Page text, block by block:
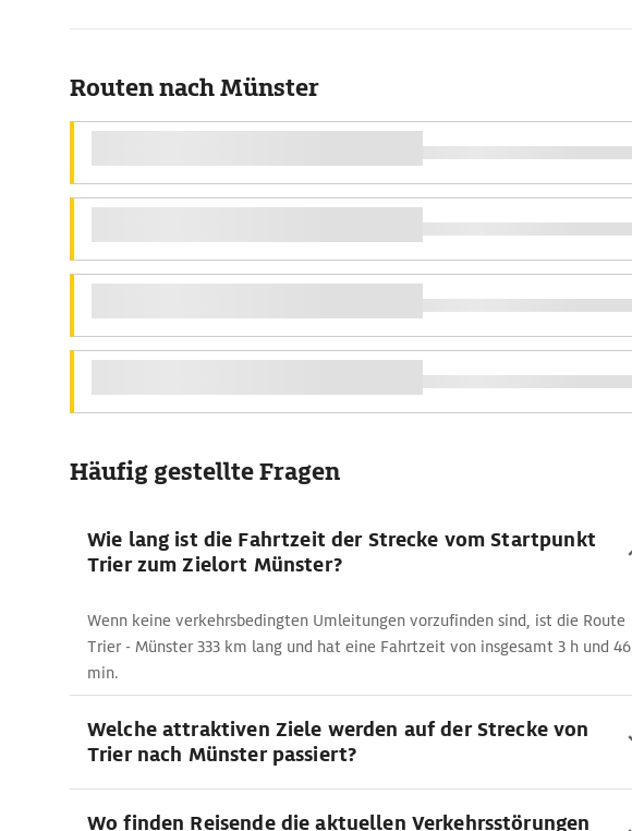
Routen nach Münster
Häufig gestellte Fragen
Wie lang ist die Fahrtzeit der Strecke vom Startpunkt
Trier zum Zielort Münster?
Wenn keine verkehrsbedingten Umleitungen vorzufinden sind, ist die Route
Trier - Münster 333 km lang und hat eine Fahrtzeit von insgesamt 3 h und 46
min.
Welche attraktiven Ziele werden auf der Strecke von
Trier nach Münster passiert?
Wo finden Reisende die aktuellen Verkehrsstörungen